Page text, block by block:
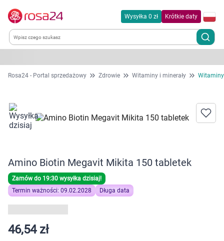
Wysyłka 0 zł Krótkie daty
Kategorie
Dla zwierząt
Zdrowie
Kobieta w ciąży i mama
Dziecko
Rosa24 - Portal sprzedażowy Zdrowie Witaminy i minerały Witaminy
Amino Biotin Megavit Mikita 150 tabletek
Zamów do 19:30 wysyłka dzisiaj!
Termin ważności: 09.02.2028
Długa data
46,54 zł